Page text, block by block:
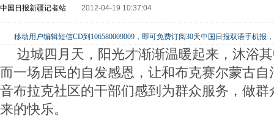
中国日报新疆记者站 2012-04-19 10:37:04
移动用户编辑短信CD到106580009009，即可免费订阅30天中国日报双语手机报
边城四月天，阳光才渐渐温暖起来，沐浴
而一场居民的自发感恩，让和布克赛尔蒙古
音布拉克社区的干部们感到为群众服务，做
来的快乐。